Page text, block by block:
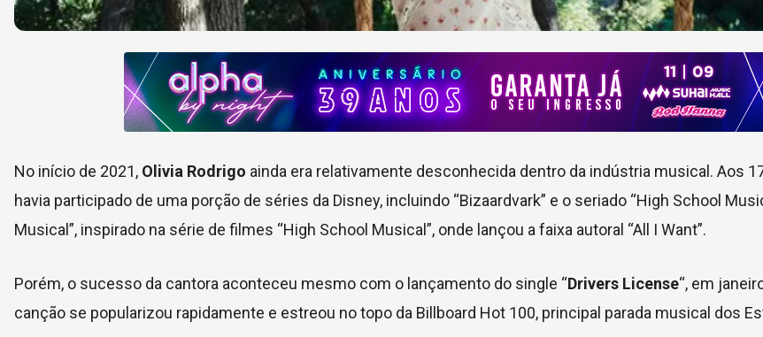
No início de 2021, Olivia Rodrigo ainda era relativamente desconhecida dentro da indústria musical. Aos
havia participado de uma porção de séries da Disney, incluindo “Bizaardvark” e o seriado “High School
Musical”, inspirado na série de filmes “High School Musical”, onde lançou a faixa autoral “All I Want”.
Porém, o sucesso da cantora aconteceu mesmo com o lançamento do single “Drivers License“, em
canção se popularizou rapidamente e estreou no topo da Billboard Hot 100, principal parada musical dos